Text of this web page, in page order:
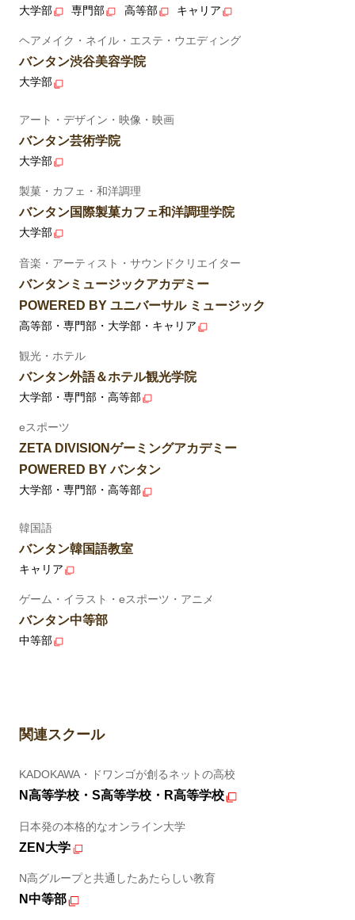
大学部 専門部 高等部 キャリア
ヘアメイク・ネイル・エステ・ウエディング
バンタン渋谷美容学院
大学部
アート・デザイン・映像・映画
バンタン芸術学院
大学部
製菓・カフェ・和洋調理
バンタン国際製菓カフェ和洋調理学院
大学部
音楽・アーティスト・サウンドクリエイター
バンタンミュージックアカデミー
POWERED BY ユニバーサル ミュージック
高等部・専門部・大学部・キャリア
観光・ホテル
バンタン外語＆ホテル観光学院
大学部・専門部・高等部
eスポーツ
ZETA DIVISIONゲーミングアカデミー
POWERED BY バンタン
大学部・専門部・高等部
韓国語
バンタン韓国語教室
キャリア
ゲーム・イラスト・eスポーツ・アニメ
バンタン中等部
中等部
関連スクール
KADOKAWA・ドワンゴが創るネットの高校
N高等学校・S高等学校・R高等学校
日本発の本格的なオンライン大学
ZEN大学
N高グループと共通したあたらしい教育
N中等部